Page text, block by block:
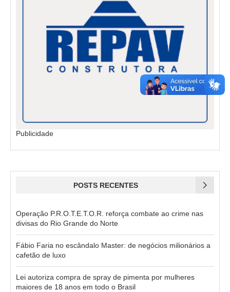
Publicidade
POSTS RECENTES
Operação P.R.O.T.E.T.O.R. reforça combate ao crime nas
divisas do Rio Grande do Norte
Fábio Faria no escândalo Master: de negócios milionários a
cafetão de luxo
Lei autoriza compra de spray de pimenta por mulheres
maiores de 18 anos em todo o Brasil